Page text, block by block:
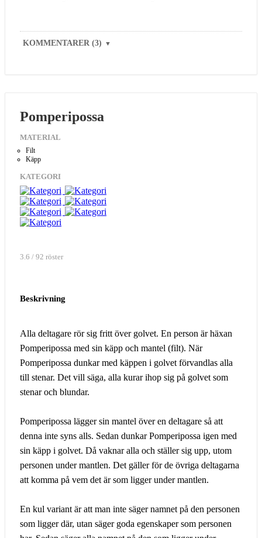
KOMMENTARER (3) ▼
Pomperipossa
MATERIAL
Filt
Käpp
KATEGORI
3.6 / 92 röster
Beskrivning
Alla deltagare rör sig fritt över golvet. En person är häxan
Pomperipossa med sin käpp och mantel (filt). När
Pomperipossa dunkar med käppen i golvet förvandlas alla
till stenar. Det vill säga, alla kurar ihop sig på golvet som
stenar och blundar.
Pomperipossa lägger sin mantel över en deltagare så att
denna inte syns alls. Sedan dunkar Pomperipossa igen med
sin käpp i golvet. Då vaknar alla och ställer sig upp, utom
personen under mantlen. Det gäller för de övriga deltagarna
att komma på vem det är som ligger under mantlen.
En kul variant är att man inte säger namnet på den personen
som ligger där, utan säger goda egenskaper som personen